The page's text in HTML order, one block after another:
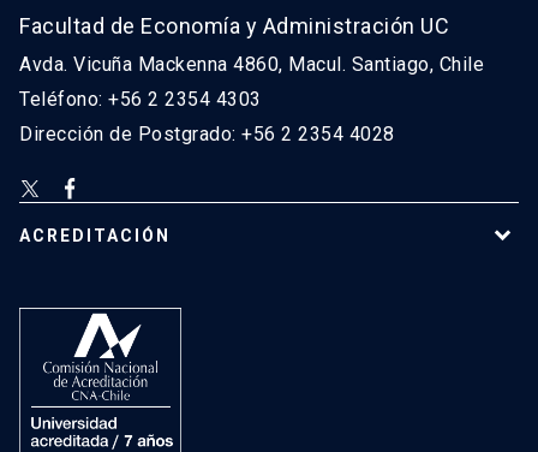
Facultad de Economía y Administración UC
Avda. Vicuña Mackenna 4860, Macul. Santiago, Chile
Teléfono: +56 2 2354 4303
Dirección de Postgrado: +56 2 2354 4028
ACREDITACIÓN